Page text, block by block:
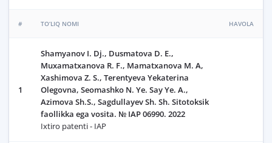
# TO‘LIQ NOMI HAVOLA
1
Shamyanov I. Dj., Dusmatova D. E.,
Muxamatxanova R. F., Mamatxanova M. A,
Xashimova Z. S., Terentyeva Yekaterina
Olegovna, Seomashko N. Ye. Say Ye. A.,
Azimova Sh.S., Sagdullayev Sh. Sh. Sitotoksik
faollikka ega vosita. № IAP 06990. 2022
Ixtiro patenti - IAP